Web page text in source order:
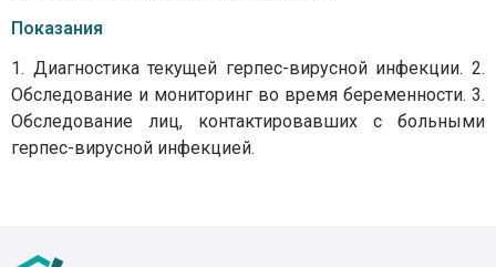
Показания
1. Диагностика текущей герпес-вирусной инфекции. 2.
Обследование и мониторинг во время беременности. 3.
Обследование лиц, контактировавших с больными
герпес-вирусной инфекцией.